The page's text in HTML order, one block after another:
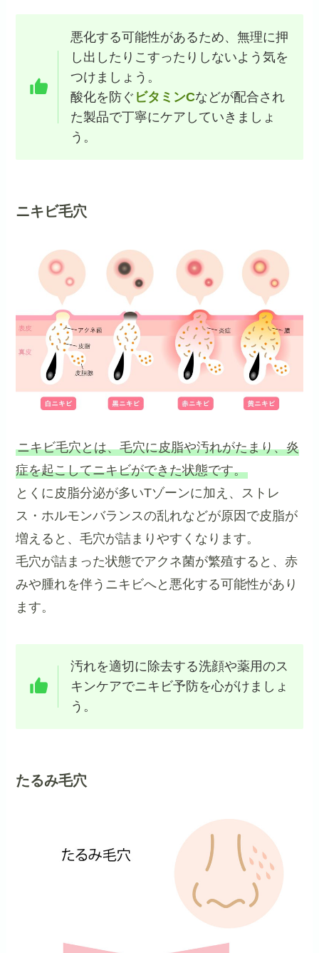
悪化する可能性があるため、無理に押
し出したりこすったりしないよう気を
つけましょう。
酸化を防ぐ ビタミンCなどが配合され
た製品で丁寧にケアしていきましょ
う。
ニキビ毛穴
ニキビ毛穴とは、毛穴に皮脂や汚れがたまり、炎
症を起こしてニキビができた状態です。
とくに皮脂分泌が多いTゾーンに加え、ストレ
ス・ホルモンバランスの乱れなどが原因で皮脂が
増えると、毛穴が詰まりやすくなります。
毛穴が詰まった状態でアクネ菌が繁殖すると、赤
みや腫れを伴うニキビへと悪化する可能性があり
ます。
汚れを適切に除去する洗顔や薬用のス
キンケアでニキビ予防を心がけましょ
う。
たるみ毛穴